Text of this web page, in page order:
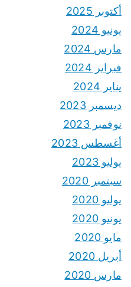
أكتوبر 2025
يونيو 2024
مارس 2024
فبراير 2024
يناير 2024
ديسمبر 2023
نوفمبر 2023
أغسطس 2023
يوليو 2023
سبتمبر 2020
يوليو 2020
يونيو 2020
مايو 2020
أبريل 2020
مارس 2020